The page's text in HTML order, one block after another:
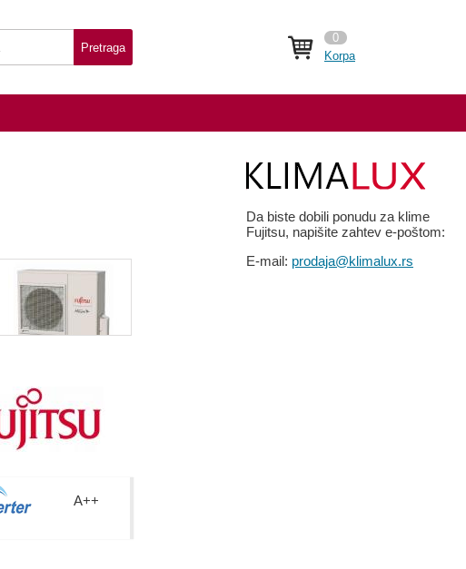
Pretraga
0
Korpa
A++
Da biste dobili ponudu za klime
Fujitsu, napišite zahtev e-poštom:
E-mail: prodaja@klimalux.rs